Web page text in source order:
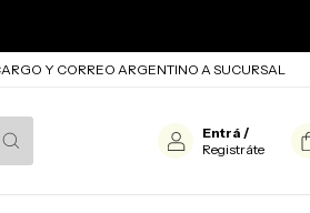
ARGENTINO A SUCURSAL ENVÍOS
Entrá /
Registráte